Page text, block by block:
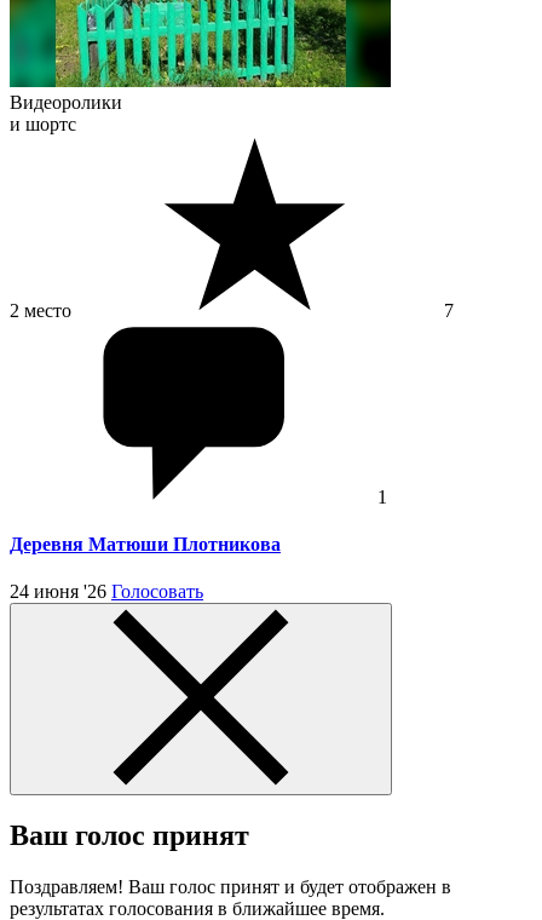
Видеоролики
и шортс
2 место 7
1
Деревня Матюши Плотникова
24 июня '26 Голосовать
Ваш голос принят
Поздравляем! Ваш голос принят и будет отображен в
результатах голосования в ближайшее время.